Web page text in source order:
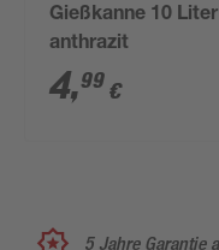
Gießkanne 10 Liter
anthrazit
4,99 €
5 Jahre Garantie